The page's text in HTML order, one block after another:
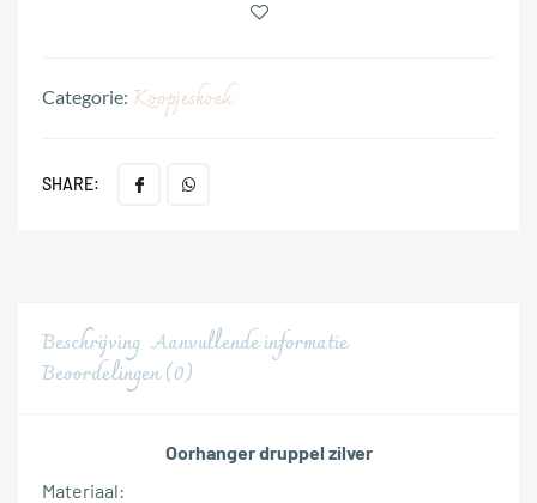
Categorie: Koopjeshoek
SHARE:
Beschrijving Aanvullende informatie
Beoordelingen (0)
Oorhanger druppel zilver
Materiaal: